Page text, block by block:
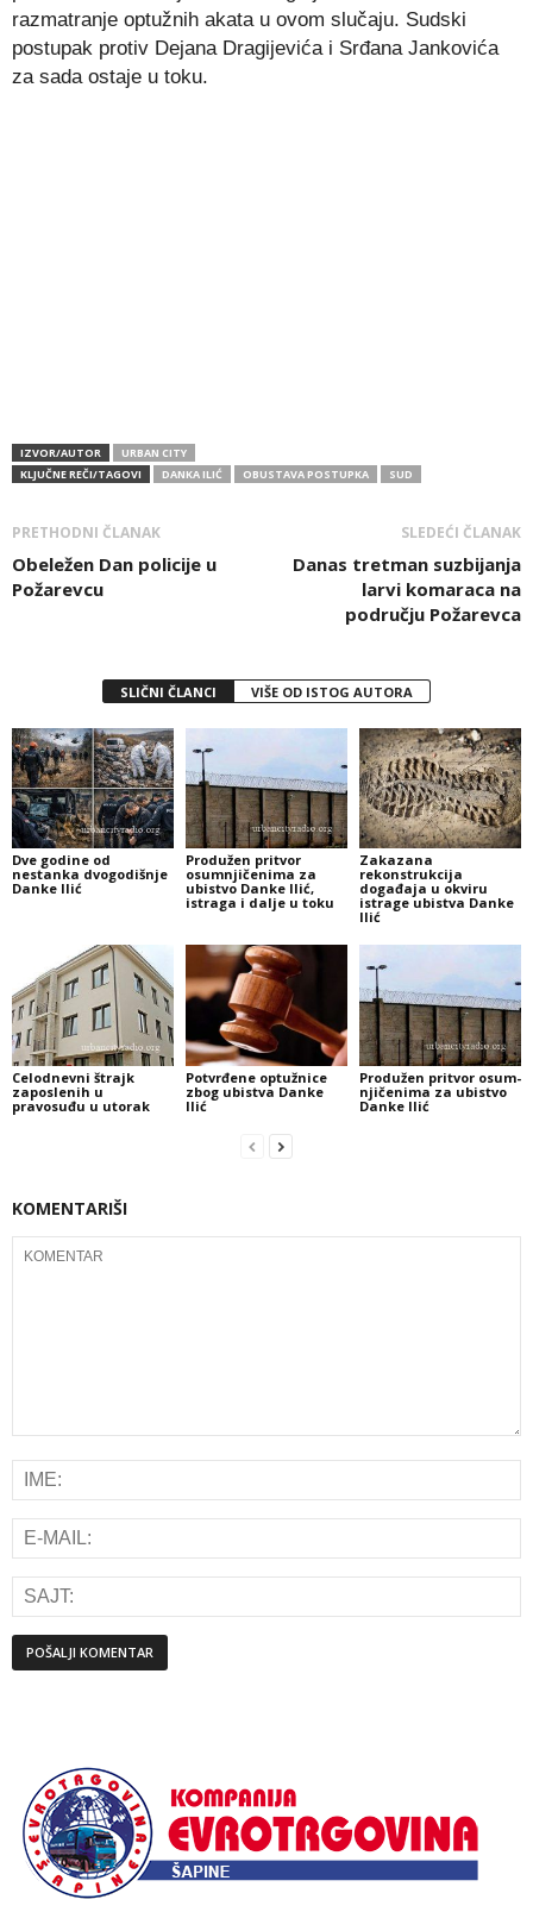
razmatranje optužnih akata u ovom slučaju. Sudski
postupak protiv Dejana Dragijevića i Srđana Jankovića
za sada ostaje u toku.
IZVOR/AUTOR
URBAN CITY
KLJUČNE REČI/TAGOVI
DANKA ILIĆ OBUSTAVA POSTUPKA SUD
PRETHODNI ČLANAK
Obeležen Dan policije u
Požarevcu
SLEDEĆI ČLANAK
Danas tretman suzbijanja
larvi komaraca na
području Požarevca
SLIČNI ČLANCI VIŠE OD ISTOG AUTORA
Dve godine od
nestanka dvogodišnje
Danke Ilić
Produžen pritvor
osumnjičenima za
ubistvo Danke Ilić,
istraga i dalje u toku
Zakazana
rekonstrukcija
događaja u okviru
istrage ubistva Danke
Ilić
Celodnevni štrajk
zaposlenih u
pravosuđu u utorak
Potvrđene optužnice
zbog ubistva Danke
Ilić
Pro­du­žen pri­tvor osum­
nji­če­ni­ma za ubi­stvo
Dan­ke Ilić
KOMENTARIŠI